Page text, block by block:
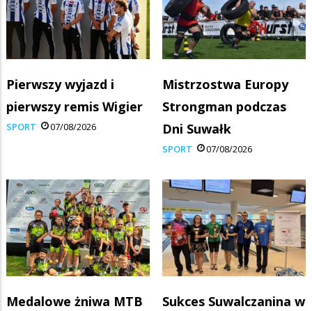
Pierwszy wyjazd i
pierwszy remis Wigier
SPORT 07/08/2026
Mistrzostwa Europy
Strongman podczas
Dni Suwałk
SPORT 07/08/2026
Medalowe żniwa MTB
Sukces Suwalczanina w